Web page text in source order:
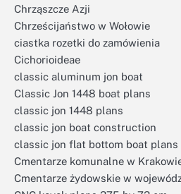
Chrząszcze Azji
Chrześcijaństwo w Wołowie
ciastka rozetki do zamówienia
Cichorioideae
classic aluminum jon boat
Classic Jon 1448 boat plans
classic jon 1448 plans
classic jon boat construction
classic jon flat bottom boat plans
Cmentarze komunalne w
Cmentarze żydowskie w